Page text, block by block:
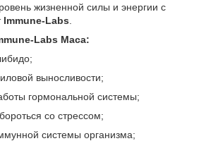
жизненной силы и энергии с
Immune-Labs
Labs Maca:
выносливости;
гормональной системы;
со стрессом;
системы организма;